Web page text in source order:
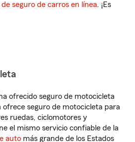
seguro de carros en línea. ¡Es
ofrecido seguro de motocicleta
ofrece seguro de motocicleta para
ruedas, ciclomotores y
el mismo servicio confiable de la
auto más grande de los Estados